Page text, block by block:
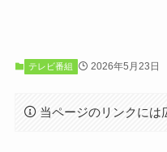
テレビ番組 2026年5月23日
当ページのリンクには